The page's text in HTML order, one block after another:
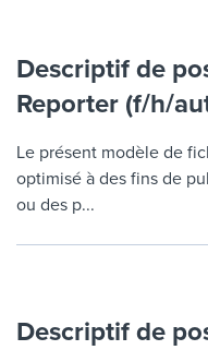
Descriptif de
Reporter (f/h/
Le présent modèle de
optimisé à des fins de
ou des p...
Descriptif de